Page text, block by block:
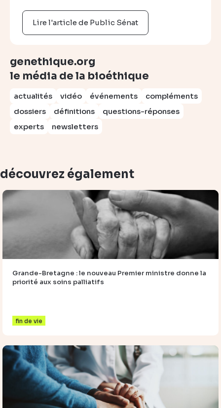
Lire l'article de Public Sénat
genethique.org
le média de la bioéthique
actualités vidéo événements
compléments
dossiers
définitions
questions-réponses
experts
newsletters
découvrez également
Grande-Bretagne : le nouveau Premier ministre donne la
priorité aux soins palliatifs
fin de vie